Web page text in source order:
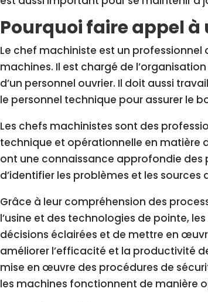
Pourquoi faire appel à
Le chef machiniste est un
machines. Il est chargé de
d’un personnel ouvrier. Il doit aussi
le personnel technique pour assurer le
Les chefs machinistes sont des
technique et opérationnelle en matière
ont une connaissance approfondie des
d’identifier les problèmes et les
Grâce à leur compréhension des
l’usine et des technologies de pointe,
décisions éclairées et de mettre en
améliorer l’efficacité et la productivité
mise en œuvre des procédures de
les machines fonctionnent de manière